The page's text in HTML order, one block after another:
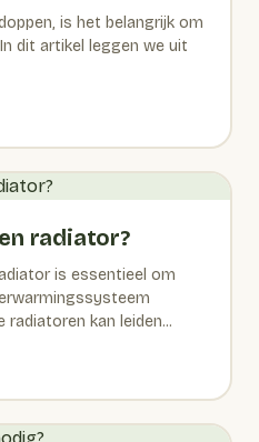
is het belangrijk om
dit artikel leggen we uit
radiator?
is essentieel om
kan leiden...